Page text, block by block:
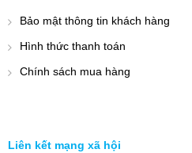
Bảo mật thông tin khách hàng
Hình thức thanh toán
Chính sách mua hàng
Liên kết mạng xã hội